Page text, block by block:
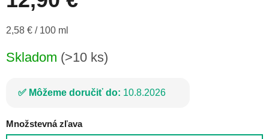
Jednotková
2,58 € / 100 ml
Skladom (>10 ks)
Môžeme doručiť do: 10.8.2026
Množstevná zľava